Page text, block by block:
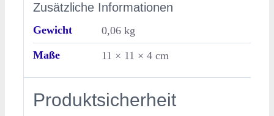
Zusätzliche Informationen
Gewicht
0,06 kg
Maße
11 × 11 × 4 cm
Produktsicherheit